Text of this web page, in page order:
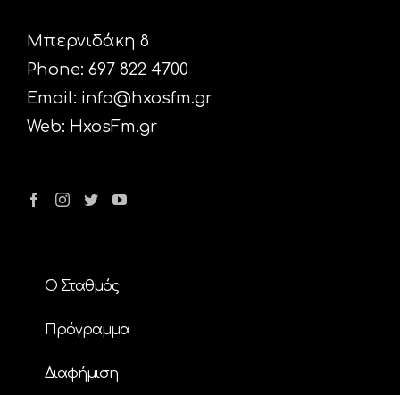
Μπερνιδάκη 8
Phone: 697 822 4700
Email: info@hxosfm.gr
Web: HxosFm.gr
Ο Σταθμός
Πρόγραμμα
Διαφήμιση